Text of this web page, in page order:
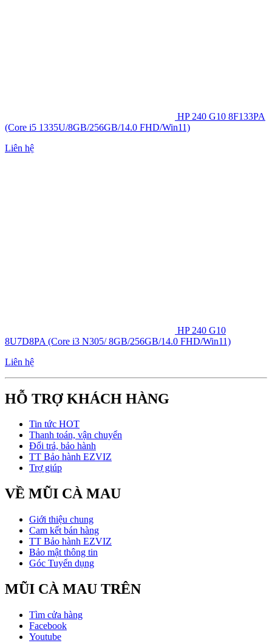
HP 240 G10 8F133PA
(Core i5 1335U/8GB/256GB/14.0 FHD/Win11)
Liên hệ
HP 240 G10
8U7D8PA (Core i3 N305/ 8GB/256GB/14.0 FHD/Win11)
Liên hệ
HỖ TRỢ KHÁCH HÀNG
Tin tức HOT
Thanh toán, vận chuyển
Đổi trả, bảo hành
TT Bảo hành EZVIZ
Trợ giúp
VỀ MŨI CÀ MAU
Giới thiệu chung
Cam kết bán hàng
TT Bảo hành EZVIZ
Bảo mật thông tin
Góc Tuyển dụng
MŨI CÀ MAU TRÊN
Tìm cửa hàng
Facebook
Youtube